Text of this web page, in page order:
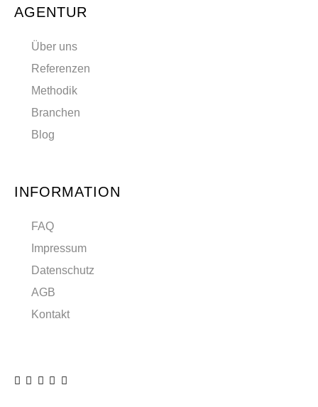
AGENTUR
Über uns
Referenzen
Methodik
Branchen
Blog
INFORMATION
FAQ
Impressum
Datenschutz
AGB
Kontakt